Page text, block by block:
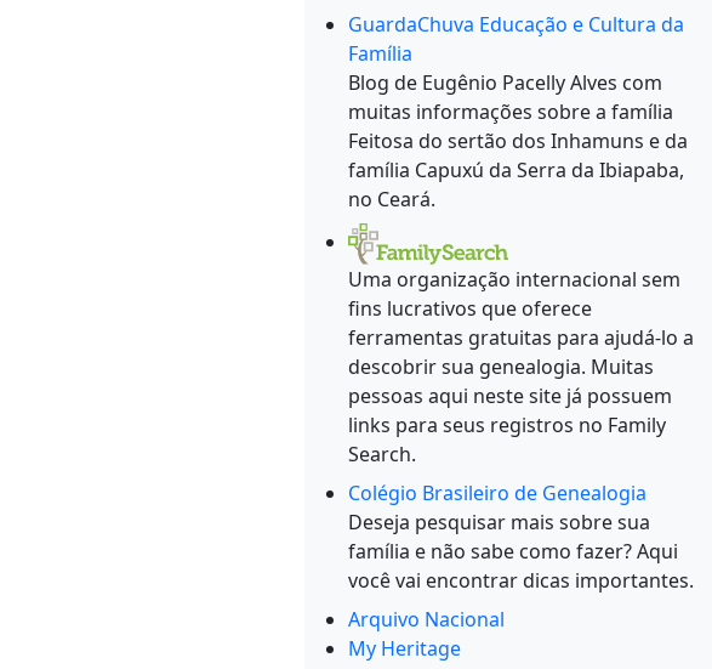
GuardaChuva Educação e Cultura da
Família
Blog de Eugênio Pacelly Alves com
muitas informações sobre a família
Feitosa do sertão dos Inhamuns e da
família Capuxú da Serra da Ibiapaba,
no Ceará.
Uma organização internacional sem
fins lucrativos que oferece
ferramentas gratuitas para ajudá-lo a
descobrir sua genealogia. Muitas
pessoas aqui neste site já possuem
links para seus registros no Family
Search.
Colégio Brasileiro de Genealogia
Deseja pesquisar mais sobre sua
família e não sabe como fazer? Aqui
você vai encontrar dicas importantes.
Arquivo Nacional
My Heritage